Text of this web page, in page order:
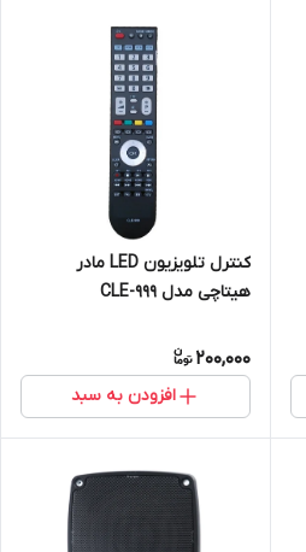
کنترل تلویزیون LED مادر
هیتاچی مدل CLE-999
200,000
افزودن به سبد